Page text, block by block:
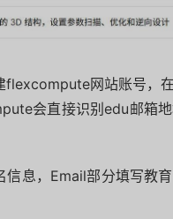
网站账号，
会直接识别edu邮箱
息，Email部分填写教